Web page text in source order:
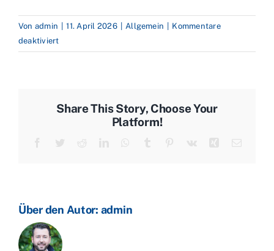
Von admin 11. April 2026 Allgemein
Kommentare
deaktiviertfür
Iran-
Straße
Share This Story, Choose Your
Platform!
Über den Autor: admin